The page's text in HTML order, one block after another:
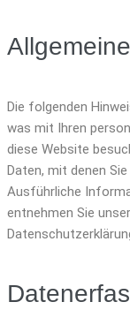
Die folgenden
was mit Ihren
diese Website
Daten, mit denen
Ausführliche
entnehmen Sie